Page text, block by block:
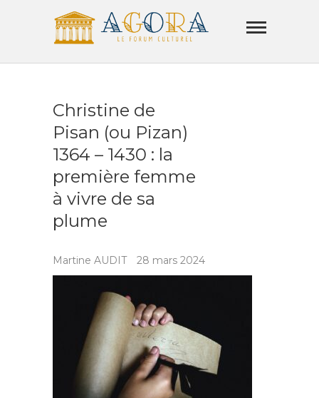
Agora
LE FORUM CULTUREL
Christine de
Pisan (ou Pizan)
1364 – 1430 : la
première femme
à vivre de sa
plume
Martine AUDIT 28 mars 2024